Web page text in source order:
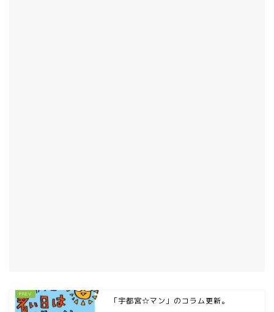
「宇都宮☆マン」のコラム更新。